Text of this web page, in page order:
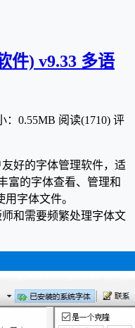
件) v9.33 多语
：0.55MB 阅读(1710) 评
好的字体管理软件，适
富的字体查看、管理和
字体文件。
和需要频繁处理字体文